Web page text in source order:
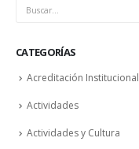
CATEGORÍAS
Acreditación Institucional
Actividades
Actividades y Cultura